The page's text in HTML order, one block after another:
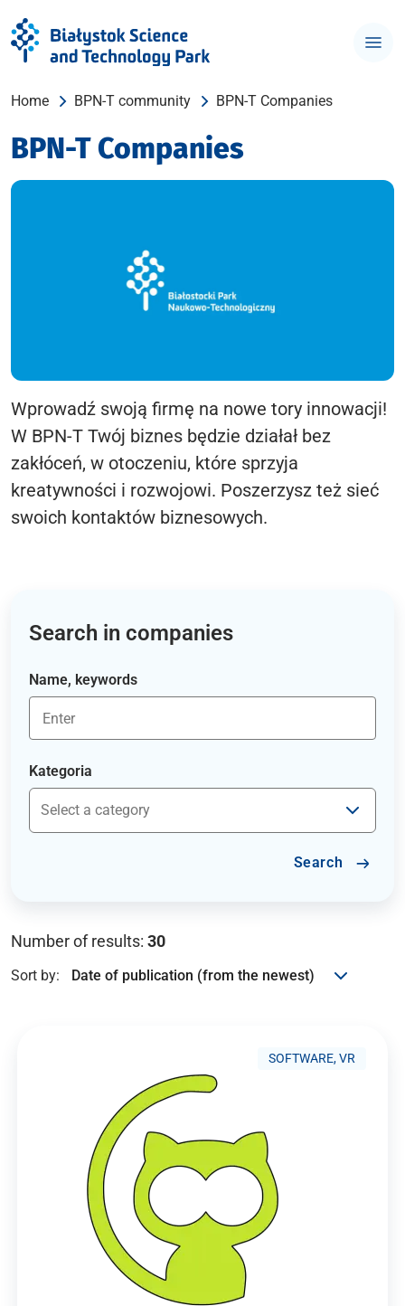
Home BPN-T community BPN-T Companies
BPN-T Companies
Wprowadź swoją firmę na nowe tory innowacji!
W BPN-T Twój biznes będzie działał bez
zakłóceń, w otoczeniu, które sprzyja
kreatywności i rozwojowi. Poszerzysz też sieć
swoich kontaktów biznesowych.
Search in companies
Name, keywords
Kategoria
Search
Number of results: 30
Sort by:
SOFTWARE, VR